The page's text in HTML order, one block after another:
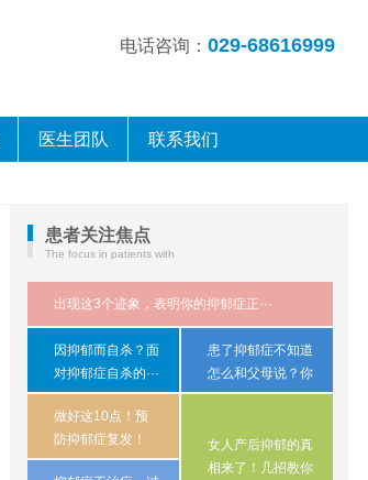
电话咨询： 029-68616999
医生团队 联系我们
患者关注焦点
The focus in patients with
出现这3个迹象，表明你的抑郁症正···
因抑郁而自杀？​面
对抑郁症自杀的···
患了抑郁症不知道
怎么和父母说？你
···
做好这10点！预
防抑郁症复发！
女人产后抑郁的真
相来了！几招教你